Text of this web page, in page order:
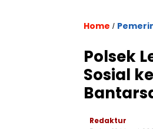
Home /
Polsek
Sosial
Redaktur